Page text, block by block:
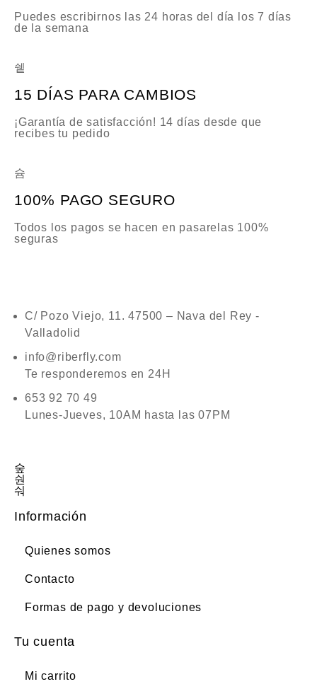
Puedes escribirnos las 24 horas del día los 7 días
de la semana
15 DÍAS PARA CAMBIOS
¡Garantía de satisfacción! 14 días desde que
recibes tu pedido
100% PAGO SEGURO
Todos los pagos se hacen en pasarelas 100%
seguras
C/ Pozo Viejo, 11. 47500 – Nava del Rey -
Valladolid
info@riberfly.com
Te responderemos en 24H
653 92 70 49
Lunes-Jueves, 10AM hasta las 07PM
Información
Quienes somos
Contacto
Formas de pago y devoluciones
Tu cuenta
Mi carrito